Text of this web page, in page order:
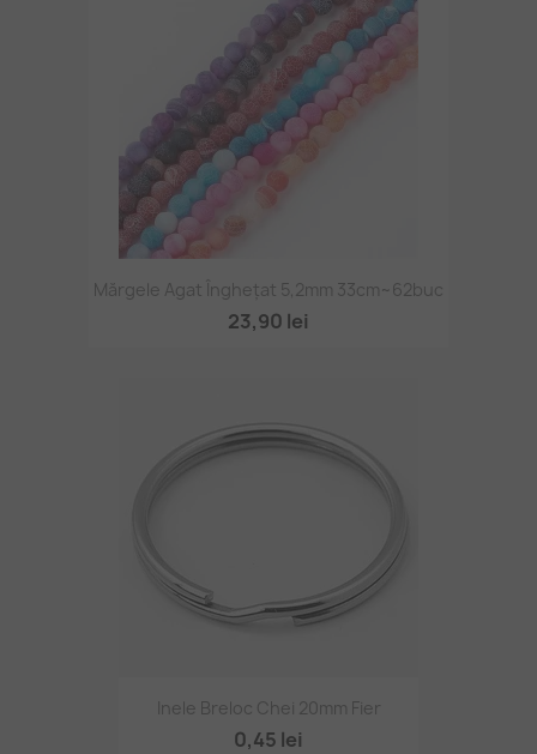
Mărgele Agat Înghețat 5,2mm 33cm~62buc
23,90 lei
Inele Breloc Chei 20mm Fier
0,45 lei